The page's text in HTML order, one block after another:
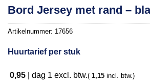
Bord Jersey met rand –
Artikelnummer: 17656
Huurtarief per stuk
0,95 dag 1 excl. btw.( 1,15 incl. btw.)